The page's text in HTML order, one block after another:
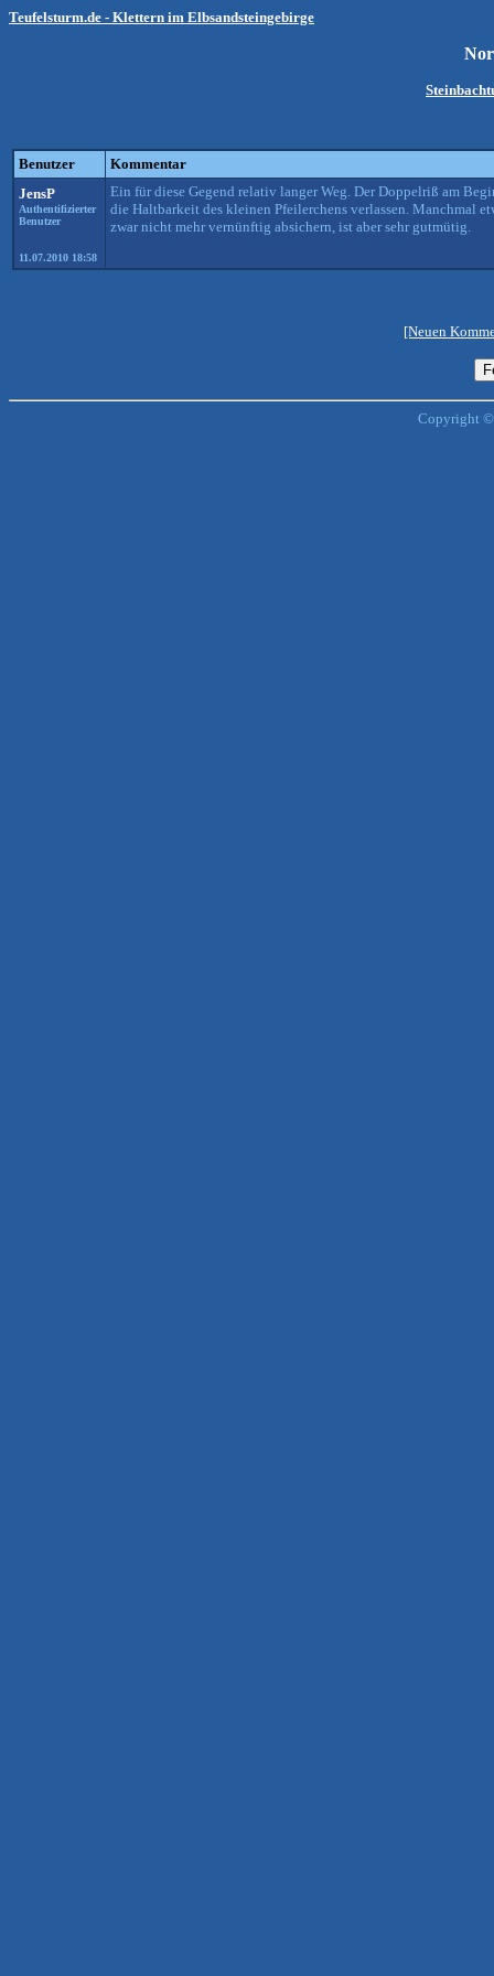
Teufelsturm.de - Klettern im Elbsandsteingebirge
Benutzer
Kommentar
JensP
Authentifizierter
Benutzer
11.07.2010 18:58
Ein für diese Gegend relativ langer Weg. Der Doppelriß am
die Haltbarkeit des kleinen Pfeilerchens verlassen. Manchmal
zwar nicht mehr vernünftig absichern, ist aber sehr gutmütig.
[Neuen
Copyright ©